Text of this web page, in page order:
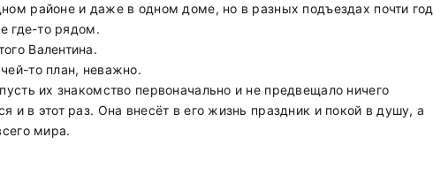
районе и даже в одном доме, но в разных подъездах почти год
где-то рядом.
Валентина.
то план, неважно.
их знакомство первоначально и не предвещало ничего
и в этот раз. Она внесёт в его жизнь праздник и покой в душу, а
мира.